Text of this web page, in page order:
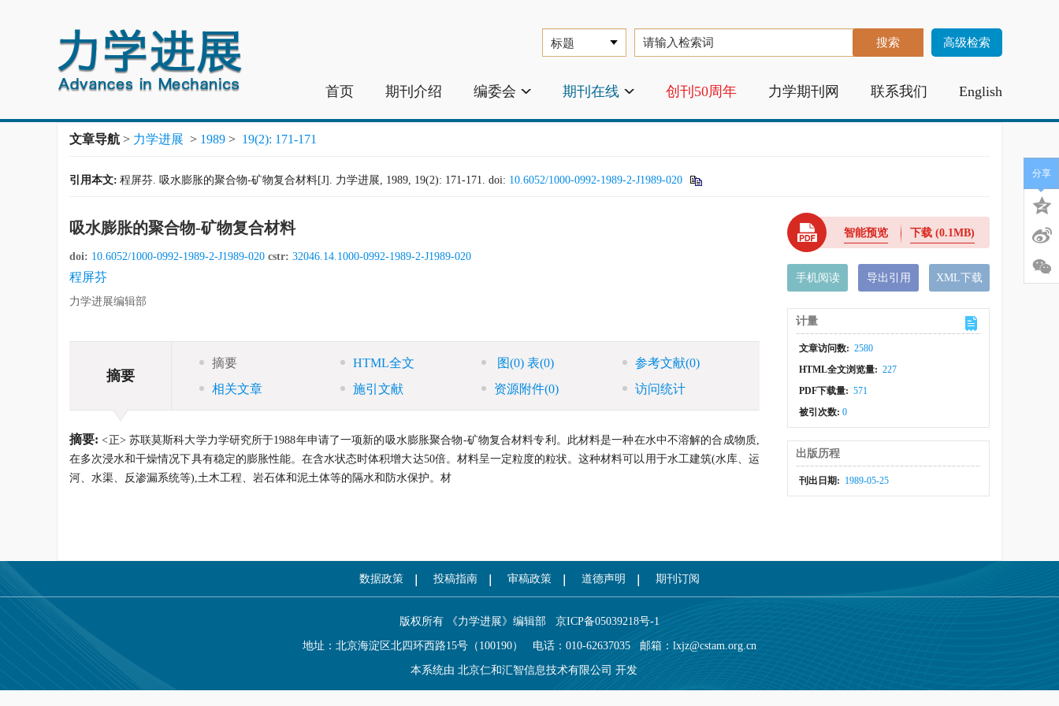
高级检索
首页 期刊介绍 编委会 期刊在线 创刊50周年 力学期刊网 联系我们 English
文章导航 > 力学进展 > 1989 > 19(2): 171-171
引用本文: 程屏芬. 吸水膨胀的聚合物-矿物复合材料[J]. 力学进展, 1989, 19(2): 171-171. doi: 10.6052/1000-0992-1989-2-J1989-020
吸水膨胀的聚合物-矿物复合材料
doi: 10.6052/1000-0992-1989-2-J1989-020 cstr: 32046.14.1000-0992-1989-2-J1989-020
程屏芬
力学进展编辑部
摘要
摘要 HTML全文 图(0) 表(0) 参考文献(0)
相关文章
施引文献 资源附件(0) 访问统计
摘要: <正> 苏联莫斯科大学力学研究所于1988年申请了一项新的吸水膨胀聚合物-矿物复合材料专利。此材料是一种在水中不溶解的合成物质,
在多次浸水和干燥情况下具有稳定的膨胀性能。在含水状态时体积增大达50倍。材料呈一定粒度的粒状。这种材料可以用于水工建筑(水库、运
河、水渠、反渗漏系统等),土木工程、岩石体和泥土体等的隔水和防水保护。材
智能预览 下载(0.1MB)
手机阅读 导出引用 XML下载
计量
文章访问数: 2580
HTML全文浏览量: 227
PDF下载量: 571
被引次数:0
出版历程
刊出日期: 1989-05-25
分享
数据政策 投稿指南 审稿政策 道德声明 期刊订阅
版权所有 《力学进展》编辑部 京ICP备05039218号-1
地址：北京海淀区北四环西路15号（100190） 电话：010-62637035 邮箱： lxjz@cstam.org.cn
本系统由 北京仁和汇智信息技术有限公司 开发